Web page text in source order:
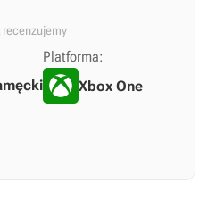
recenzujemy
Platforma:
Xbox One